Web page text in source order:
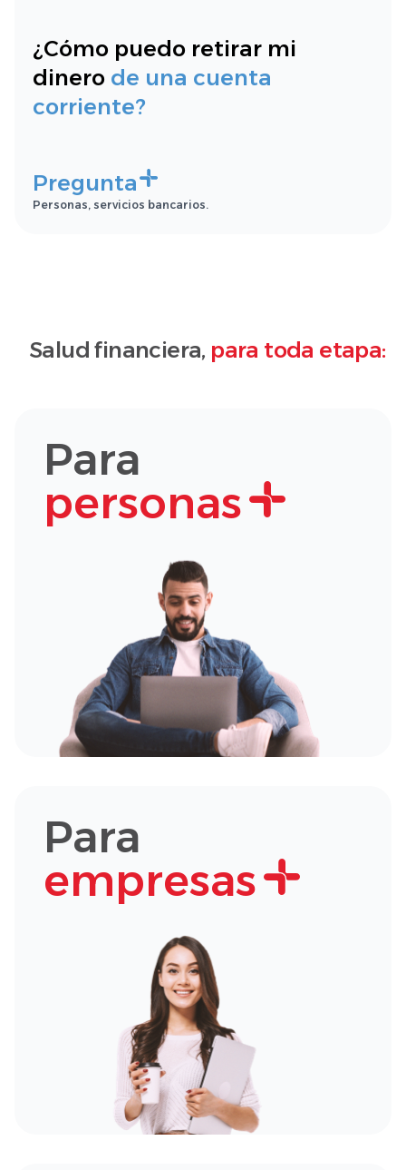
¿Cómo puedo retirar mi
dinero de una cuenta
corriente?
Pregunta
Personas, servicios bancarios.
Salud financiera, para toda etapa:
Para
personas
Para
empresas